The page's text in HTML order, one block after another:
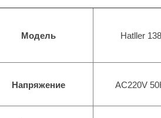
Модель Hatller 138
Напряжение AC220V